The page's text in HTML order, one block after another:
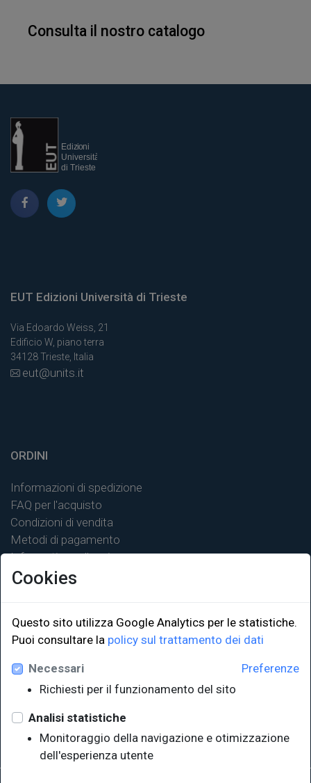
Consulta il nostro catalogo
EUT Edizioni Università di Trieste
Via Edoardo Weiss, 21
Edificio W, piano terra
34128 Trieste, Italia
eut@units.it
ORDINI
Informazioni di spedizione
FAQ per l'acquisto
Condizioni di vendita
Metodi di pagamento
Informativa sulla privacy
LINK ISTITUZIONALI
Università degli Studi di Trieste
Sistema Bibliotecario di Ateneo
EUT in cifre
Cookies
Questo sito utilizza Google Analytics per le statistiche.
Puoi consultare la policy sul trattamento dei dati
Preferenze
Necessari
Richiesti per il funzionamento del sito
Analisi statistiche
Monitoraggio della navigazione e otimizzazione
dell'esperienza utente